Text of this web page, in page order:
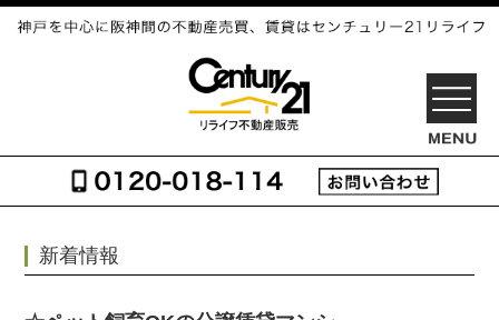
OPEN
新着情報